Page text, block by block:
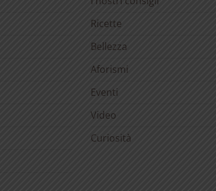
Ricette
Bellezza
Aforismi
Eventi
Video
Curiosità